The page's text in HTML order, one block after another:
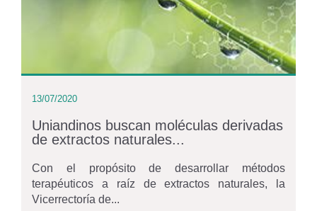
13/07/2020
Uniandinos buscan moléculas derivadas
de extractos naturales...
Con el propósito de desarrollar métodos
terapéuticos a raíz de extractos naturales, la
Vicerrectoría de...